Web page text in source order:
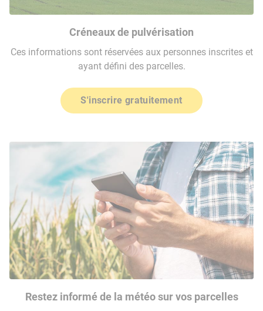
Créneaux de pulvérisation
Ces informations sont réservées aux personnes inscrites et
ayant défini des parcelles.
S'inscrire gratuitement
Restez informé de la météo sur vos parcelles